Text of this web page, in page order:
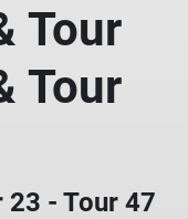
Tour
Tour
23 - Tour 47